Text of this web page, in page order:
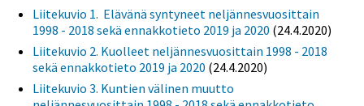
Liitekuvio 1. Elävänä syntyneet neljännesvuosittain
1998 - 2018 sekä ennakkotieto 2019 ja 2020 (24.4.2020)
Liitekuvio 2. Kuolleet neljännesvuosittain 1998 - 2018
sekä ennakkotieto 2019 ja 2020 (24.4.2020)
Liitekuvio 3. Kuntien välinen muutto